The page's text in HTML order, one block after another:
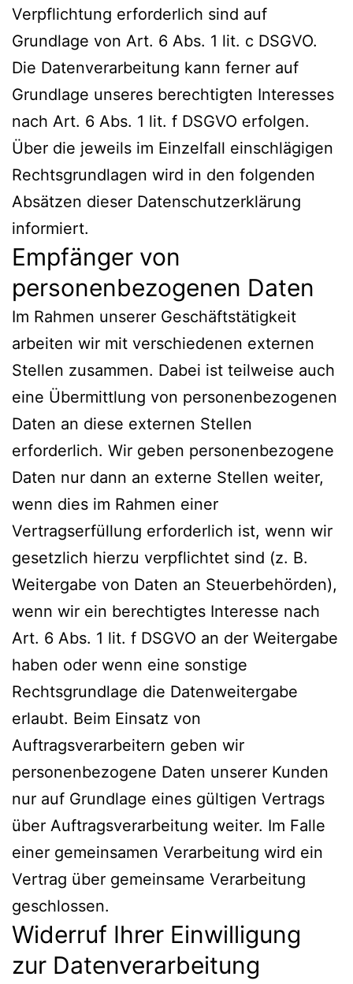
Verpflichtung erforderlich sind auf
Grundlage von Art. 6 Abs. 1 lit. c DSGVO.
Die Datenverarbeitung kann ferner auf
Grundlage unseres berechtigten Interesses
nach Art. 6 Abs. 1 lit. f DSGVO erfolgen.
Über die jeweils im Einzelfall einschlägigen
Rechtsgrundlagen wird in den folgenden
Absätzen dieser Datenschutzerklärung
informiert.
Empfänger von
personenbezogenen Daten
Im Rahmen unserer Geschäftstätigkeit
arbeiten wir mit verschiedenen externen
Stellen zusammen. Dabei ist teilweise auch
eine Übermittlung von personenbezogenen
Daten an diese externen Stellen
erforderlich. Wir geben personenbezogene
Daten nur dann an externe Stellen weiter,
wenn dies im Rahmen einer
Vertragserfüllung erforderlich ist, wenn wir
gesetzlich hierzu verpflichtet sind (z. B.
Weitergabe von Daten an Steuerbehörden),
wenn wir ein berechtigtes Interesse nach
Art. 6 Abs. 1 lit. f DSGVO an der Weitergabe
haben oder wenn eine sonstige
Rechtsgrundlage die Datenweitergabe
erlaubt. Beim Einsatz von
Auftragsverarbeitern geben wir
personenbezogene Daten unserer Kunden
nur auf Grundlage eines gültigen Vertrags
über Auftragsverarbeitung weiter. Im Falle
einer gemeinsamen Verarbeitung wird ein
Vertrag über gemeinsame Verarbeitung
geschlossen.
Widerruf Ihrer Einwilligung
zur Datenverarbeitung